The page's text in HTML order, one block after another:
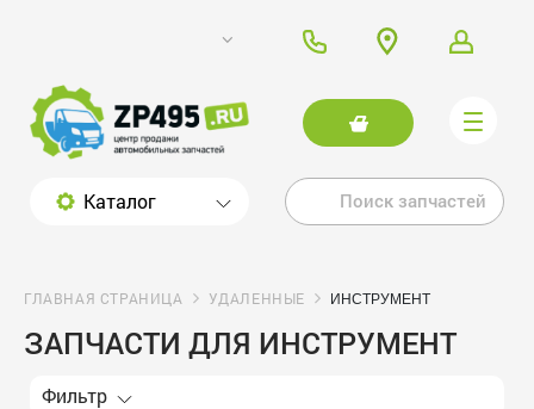
Каталог
ГЛАВНАЯ СТРАНИЦА УДАЛЕННЫЕ ИНСТРУМЕНТ
ЗАПЧАСТИ ДЛЯ ИНСТРУМЕНТ
Фильтр